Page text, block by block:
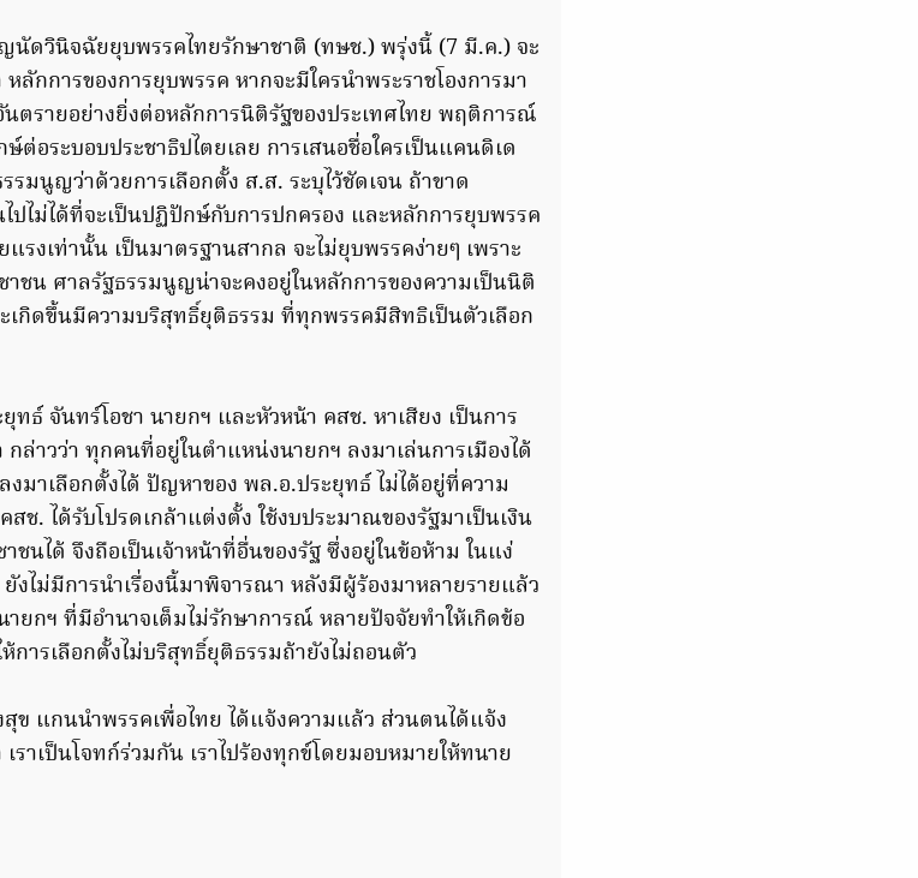
ดวินิจฉัยยุบพรรคไทยรักษาชาติ (ทษช.) พรุ่งนี้ (7 มี.ค.) จะ
ลักการของการยุบพรรค หากจะมีใครนำพระราชโองการมา
นตรายอย่างยิ่งต่อหลักการนิติรัฐของประเทศไทย พฤติการณ์
อระบอบประชาธิปไตยเลย การเสนอชื่อใครเป็นแคนดิเด
มนูญว่าด้วยการเลือกตั้ง ส.ส. ระบุไว้ชัดเจน ถ้าขาด
ปไม่ได้ที่จะเป็นปฏิปักษ์กับการปกครอง และหลักการยุบพรรค
รงเท่านั้น เป็นมาตรฐานสากล จะไม่ยุบพรรคง่ายๆ เพราะ
ชน ศาลรัฐธรรมนูญน่าจะคงอยู่ในหลักการของความเป็นนิติ
เกิดขึ้นมีความบริสุทธิ์ยุติธรรม ที่ทุกพรรคมีสิทธิเป็นตัวเลือก
ธ์ จันทร์โอชา นายกฯ และหัวหน้า คสช. หาเสียง เป็นการ
ล่าวว่า ทุกคนที่อยู่ในตำแหน่งนายกฯ ลงมาเล่นการเมืองได้
มาเลือกตั้งได้ ปัญหาของ พล.อ.ประยุทธ์ ไม่ได้อยู่ที่ความ
ช. ได้รับโปรดเกล้าแต่งตั้ง ใช้งบประมาณของรัฐมาเป็นเงิน
ชนได้ จึงถือเป็นเจ้าหน้าที่อื่นของรัฐ ซึ่งอยู่ในข้อห้าม ในแง่
ไม่มีการนำเรื่องนี้มาพิจารณา หลังมีผู้ร้องมาหลายรายแล้ว
ายกฯ ที่มีอำนาจเต็มไม่รักษาการณ์ หลายปัจจัยทำให้เกิดข้อ
ห้การเลือกตั้งไม่บริสุทธิ์ยุติธรรมถ้ายังไม่ถอนตัว
แกนนำพรรคเพื่อไทย ได้แจ้งความแล้ว ส่วนตนได้แจ้ง
าเป็นโจทก์ร่วมกัน เราไปร้องทุกข์โดยมอบหมายให้ทนาย